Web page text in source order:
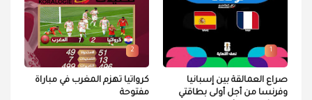
1
صراع العمالقة بين إسبانيا
وفرنسا من أجل أولى بطاقتي
2
كرواتيا تهزم المغرب في مباراة
مفتوحة